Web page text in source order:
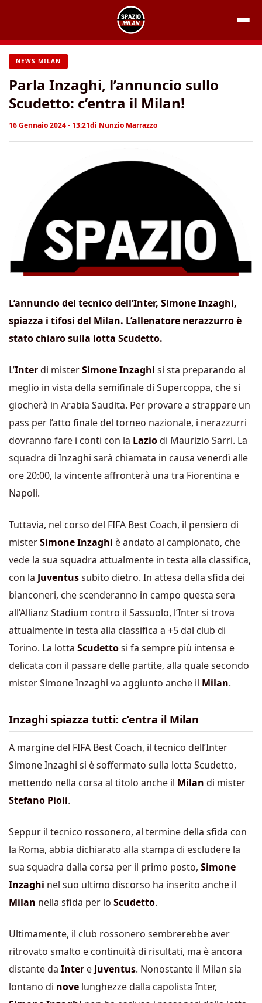
contenuto
NEWS MILAN
Parla Inzaghi, l’annuncio sullo
Scudetto: c’entra il Milan!
16 Gennaio 2024 - 13:21di Nunzio Marrazzo
L’annuncio del tecnico dell’Inter, Simone Inzaghi,
spiazza i tifosi del Milan. L’allenatore nerazzurro è
stato chiaro sulla lotta Scudetto.
L’Interdi misterSimone Inzaghi si sta preparando al
meglio in vista della semifinale di Supercoppa, che si
giocherà in Arabia Saudita. Per provare a strappare un
pass per l’atto finale del torneo nazionale, i nerazzurri
dovranno fare i conti con la Laziodi Maurizio Sarri. La
squadra di Inzaghi sarà chiamata in causa venerdì alle
ore 20:00, la vincente affronterà una tra Fiorentina e
Napoli.
Tuttavia, nel corso del FIFA Best Coach, il pensiero di
misterSimone Inzaghi è andato al campionato, che
vede la sua squadra attualmente in testa alla classifica,
con la Juventussubito dietro. In attesa della sfida dei
bianconeri, che scenderanno in campo questa sera
all’Allianz Stadium contro il Sassuolo, l’Inter si trova
attualmente in testa alla classifica a +5 dal club di
Torino. La lotta Scudettosi fa sempre più intensa e
delicata con il passare delle partite, alla quale secondo
mister Simone Inzaghi va aggiunto anche il Milan.
Inzaghi spiazza tutti: c’entra il Milan
A margine del FIFA Best Coach, il tecnico dell’Inter
Simone Inzaghi si è soffermato sulla lotta Scudetto,
mettendo nella corsa al titolo anche il Milan di mister
Stefano Pioli.
Seppur il tecnico rossonero, al termine della sfida con
la Roma, abbia dichiarato alla stampa di escludere la
sua squadra dalla corsa per il primo posto, Simone
Inzaghi nel suo ultimo discorso ha inserito anche il
Milan nella sfida per lo Scudetto.
Ultimamente, il club rossonero sembrerebbe aver
ritrovato smalto e continuità di risultati, ma è ancora
distante da Inter e Juventus. Nonostante il Milan sia
lontano di nove lunghezze dalla capolista Inter,